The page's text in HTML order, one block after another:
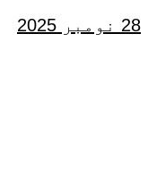
28 نومبر 2025